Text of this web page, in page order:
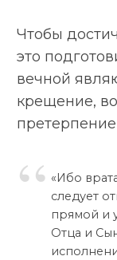
Чтобы
это
вечной
крещение,
«Ибо
следует
прямой и
Отца и